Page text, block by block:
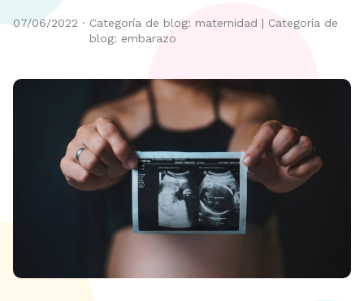
07/06/2022 · Categoría de blog: maternidad | Categoría de
blog: embarazo